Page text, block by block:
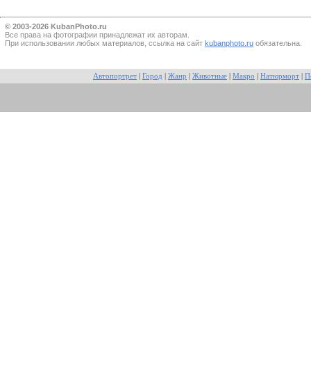
© 2003-2026 KubanPhoto.ru
Все прaва на фотографии принадлежат их авторам.
При использовании любых материалов, ссылка на сайт kubanphoto.ru обязательна.
Автопортрет Город Жанр Животные Макро Натюрморт